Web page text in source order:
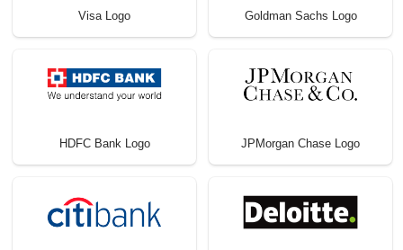
Visa Logo Goldman Sachs Logo
HDFC Bank Logo JPMorgan Chase Logo